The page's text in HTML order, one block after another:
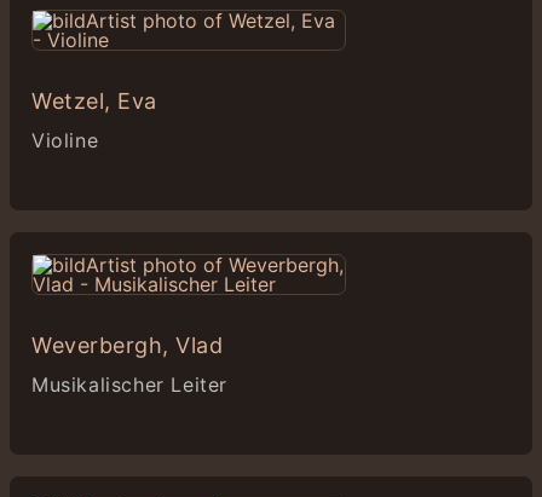
Wetzel, Eva
Violine
Weverbergh, Vlad
Musikalischer Leiter